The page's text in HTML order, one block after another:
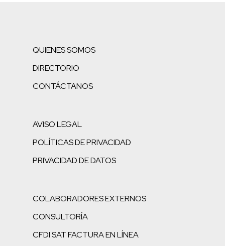
QUIENES SOMOS
DIRECTORIO
CONTÁCTANOS
AVISO LEGAL
POLÍTICAS DE PRIVACIDAD
PRIVACIDAD DE DATOS
COLABORADORES EXTERNOS
CONSULTORÍA
CFDI SAT FACTURA EN LÍNEA